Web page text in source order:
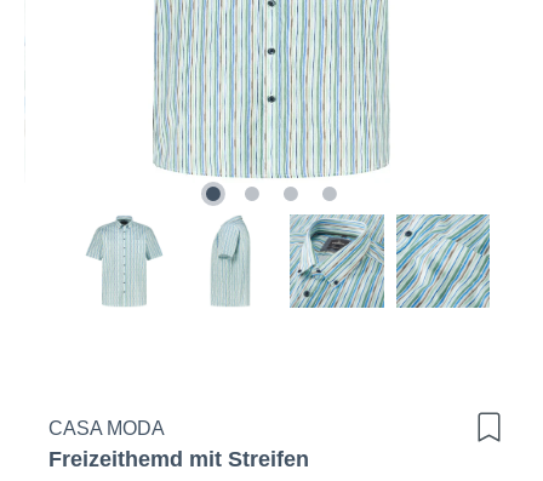
CASA MODA
Freizeithemd mit Streifen